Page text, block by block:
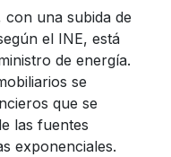
una subida de
el INE, está
de energía.
se
que se
las fuentes
exponenciales.